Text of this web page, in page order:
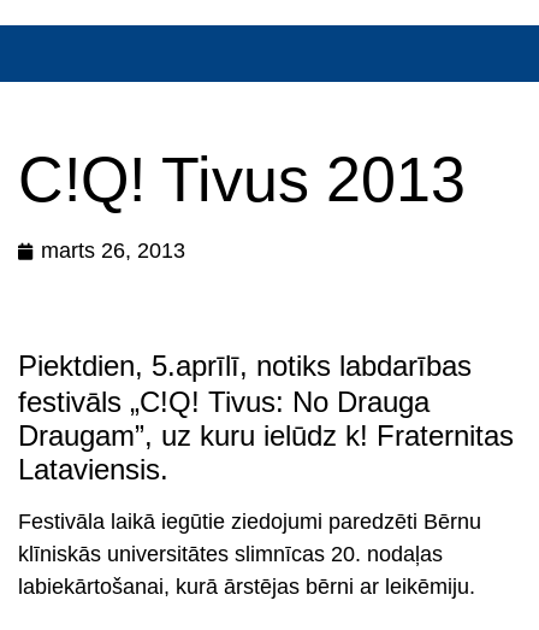
C!Q! Tivus 2013
marts 26, 2013
Piektdien, 5.aprīlī, notiks labdarības
festivāls „C!Q! Tivus: No Drauga
Draugam”, uz kuru ielūdz k! Fraternitas
Lataviensis.
Festivāla laikā iegūtie ziedojumi paredzēti Bērnu
klīniskās universitātes slimnīcas 20. nodaļas
labiekārtošanai, kurā ārstējas bērni ar leikēmiju.